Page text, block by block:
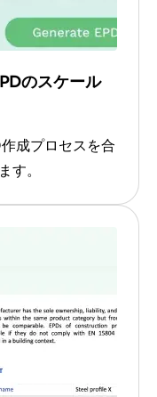
のスケール
成プロセスを合
す。